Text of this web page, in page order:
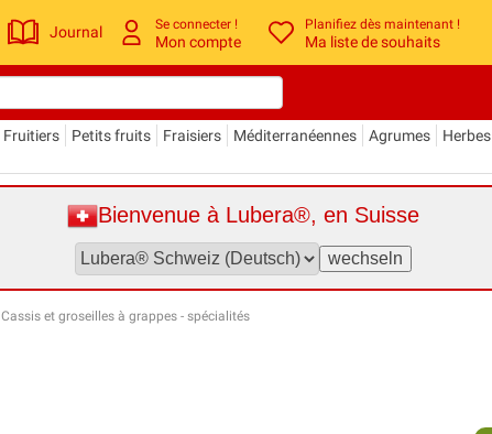
Journal Se connecter !
Mon compte
Planifiez dès maintenant !
Ma liste de souhaits
Fruitiers Petits fruits Fraisiers Méditerranéennes Agrumes Herbes
Bienvenue à Lubera®, en Suisse
Cassis et groseilles à grappes - spécialités